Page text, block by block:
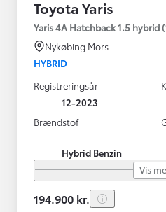
Toyota Yaris
Yaris 4A Hatchback 1.5 hybrid
Nykøbing Mors
HYBRID
Registreringsår
12-2023
Brændstof
Hybrid Benzin
Vis
194.900 kr.